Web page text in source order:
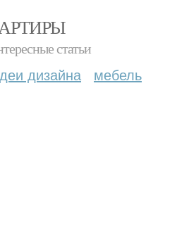
статьи
дизайна мебель